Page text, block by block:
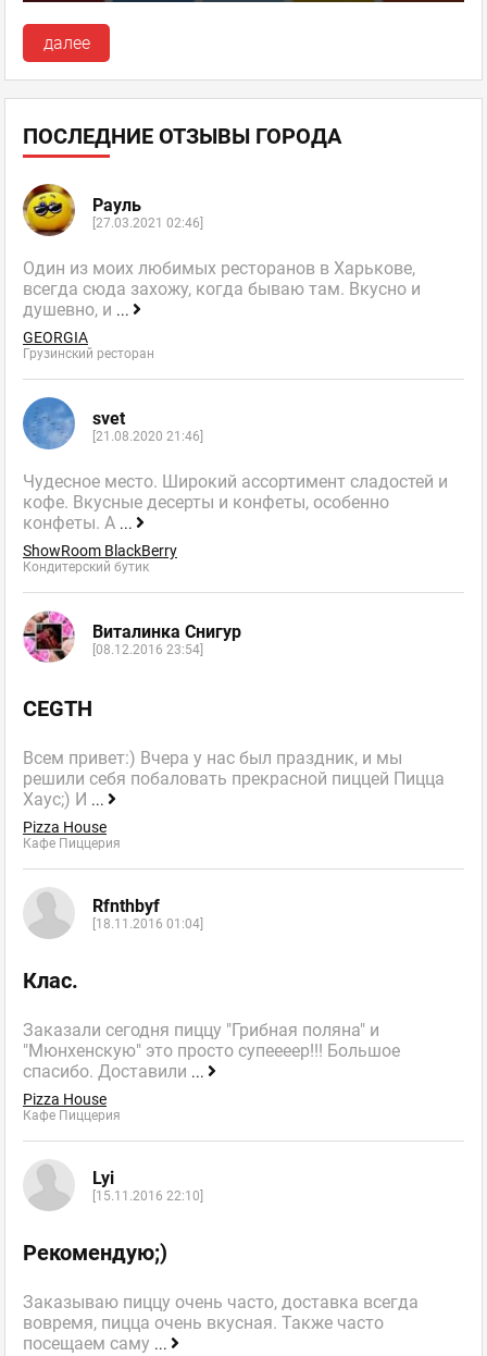
далее
ПОСЛЕДНИЕ ОТЗЫВЫ ГОРОДА
Рауль
[27.03.2021 02:46]
Один из моих любимых ресторанов в Харькове,
всегда сюда захожу, когда бываю там. Вкусно и
душевно, и ...
GEORGIA
Грузинский ресторан
svet
[21.08.2020 21:46]
Чудесное место. Широкий ассортимент сладостей и
кофе. Вкусные десерты и конфеты, особенно
конфеты. А ...
ShowRoom BlackBerry
Кондитерский бутик
Виталинка Снигур
[08.12.2016 23:54]
CEGTH
Всем привет:) Вчера у нас был праздник, и мы
решили себя побаловать прекрасной пиццей Пицца
Хаус;) И ...
Pizza House
Кафе Пиццерия
Rfnthbyf
[18.11.2016 01:04]
Клас.
Заказали сегодня пиццу "Грибная поляна" и
"Мюнхенскую" это просто супеееер!!! Большое
спасибо. Доставили ...
Pizza House
Кафе Пиццерия
Lyi
[15.11.2016 22:10]
Рекомендую;)
Заказываю пиццу очень часто, доставка всегда
вовремя, пицца очень вкусная. Также часто
посещаем саму ...